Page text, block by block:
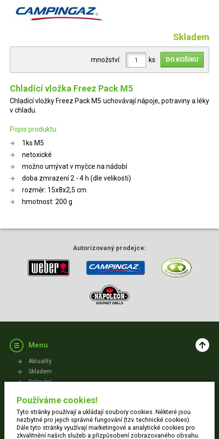
Skladem
množství: ks
Chladící vložka Freez Pack M5
Chladící vložky Freez Pack M5 uchovávají nápoje, potraviny a léky
v chladu.
Popis produktu:
1ks M5
netoxické
možno umývat v myčce na nádobí
doba zmrazení 2 - 4 h (dle velikosti)
rozměr: 15x8x2,5 cm
hmotnost: 200 g
Autorizovaný prodejce:
Menu
Aktuality
Skladem
Grilování
Kontakt
Vše o nákupu
Jak nakupovat
Používáme cookies!
Tyto stránky používají a ukládají soubory cookies. Některé jsou
nezbytné pro jejich správné fungování (tzv. technické cookies).
Dále tyto stránky využívají marketingové a analytické cookies pro
zkvalitnění našich služeb a přizpůsobení zobrazovaného obsahu.